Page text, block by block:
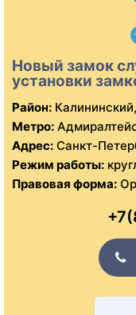
Новый замок
установки
Район:
Метро:
Адрес: Санкт-
Режим работы:
Правовая форма: